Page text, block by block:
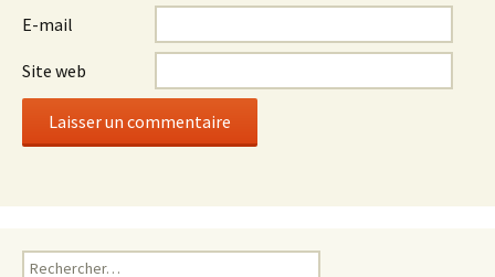
E-mail
Site web
Rechercher :